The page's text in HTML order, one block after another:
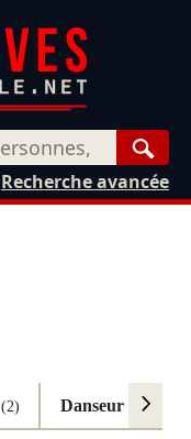
Recherche avancée
(2) Danseur (2)